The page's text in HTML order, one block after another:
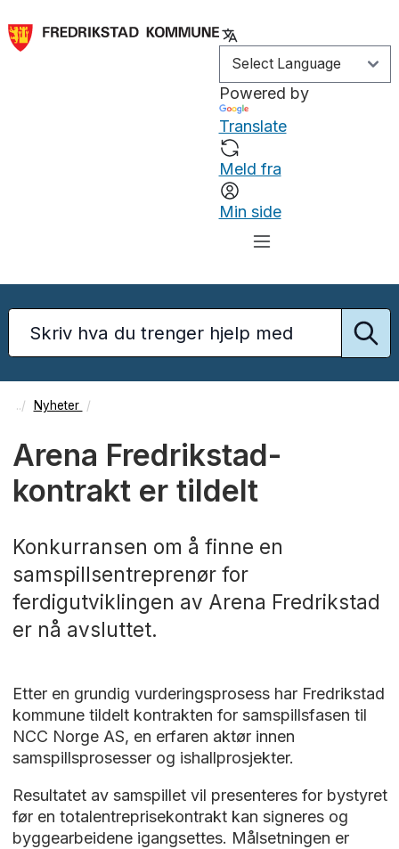
Powered by
Translate
Meld fra
Min side
Nyheter
Arena Fredrikstad-
kontrakt er tildelt
Konkurransen om å finne en
samspillsentreprenør for
ferdigutviklingen av Arena Fredrikstad
er nå avsluttet.
Etter en grundig vurderingsprosess har Fredrikstad
kommune tildelt kontrakten for samspillsfasen til
NCC Norge AS, en erfaren aktør innen
samspillsprosesser og ishallprosjekter.
Resultatet av samspillet vil presenteres for bystyret
før en totalentreprisekontrakt kan signeres og
byggearbeidene igangsettes. Målsetningen er